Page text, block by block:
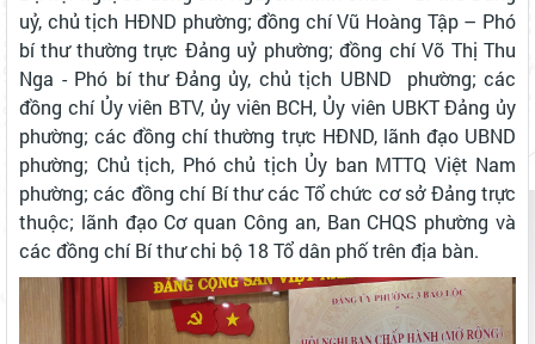
uỷ, chủ tịch HĐND phường; đồng chí Vũ Hoàng Tập – Phó
bí thư thường trực Đảng uỷ phường; đồng chí Võ Thị Thu
Nga - Phó bí thư Đảng ủy, chủ tịch UBND phường; các
đồng chí Ủy viên BTV, ủy viên BCH, Ủy viên UBKT Đảng ủy
phường; các đồng chí thường trực HĐND, lãnh đạo UBND
phường; Chủ tịch, Phó chủ tịch Ủy ban MTTQ Việt Nam
phường; các đồng chí Bí thư các Tổ chức cơ sở Đảng trực
thuộc; lãnh đạo Cơ quan Công an, Ban CHQS phường và
các đồng chí Bí thư chi bộ 18 Tổ dân phố trên địa bàn.